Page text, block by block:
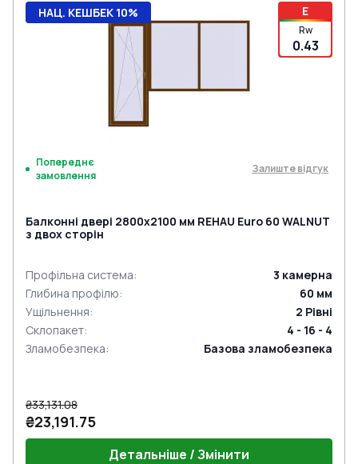
E
Rw
0.43
НАЦ. КЕШБЕК 10%
Попереднє
замовлення
Залиште відгук
Балконні двері 2800x2100 мм REHAU Euro 60 WALNUT
з двох сторін
Профільна система: 3 камерна
Глибина профілю: 60 мм
Ущільнення: 2 Рівні
Склопакет:
4 - 16 - 4
Зламобезпека: Базова зламобезпека
₴33,131.08
₴23,191.75
Детальніше / Змінити